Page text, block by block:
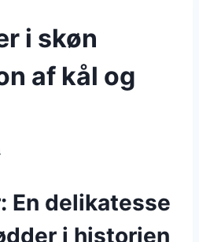
i skøn
af kål og
En delikatesse
i historien